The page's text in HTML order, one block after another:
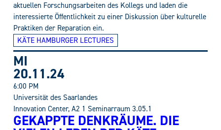
aktuellen Forschungsarbeiten des Kollegs und laden die
interessierte Öffentlichkeit zu einer Diskussion über kulturelle
Praktiken der Reparation ein.
KÄTE HAMBURGER LECTURES
MI
20.11.24
6:00 PM
Universität des Saarlandes
Innovation Center, A2 1 Seminarraum 3.05.1
GEKAPPTE DENKRÄUME. DIE